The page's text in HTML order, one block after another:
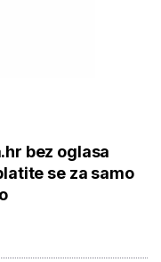
bez oglasa
se za samo